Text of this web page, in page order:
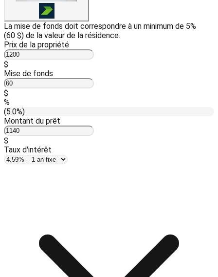
La mise de fonds doit correspondre à un minimum de 5%
(60 $) de la valeur de la résidence.
Prix de la propriété
$
Mise de fonds
$
%
(5.0%)
Montant du prêt
$
Taux d'intérêt